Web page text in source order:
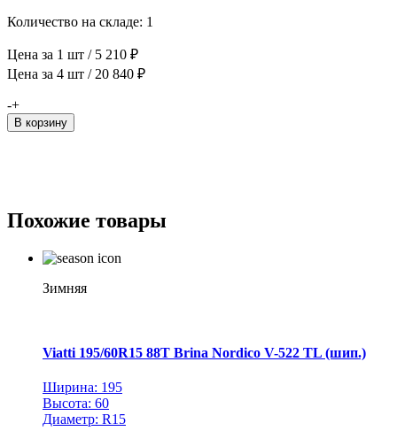
Количество на складе: 1
Цена за 1 шт / 5 210 ₽
Цена за 4 шт / 20 840 ₽
Количество
товара
Goodride
Z-
107
-+
В корзину
Похожие товары
Зимняя
Viatti 195/60R15 88T Brina Nordico V-522 TL (шип.)
Ширина: 195
Высота: 60
Диаметр: R15